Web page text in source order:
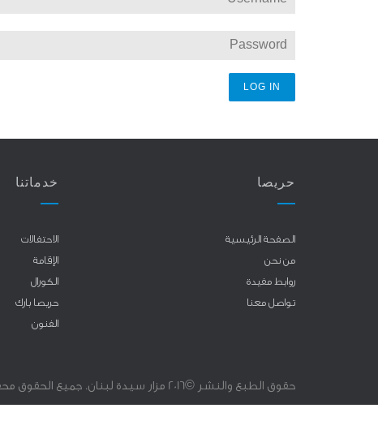
حريصا
الصفحة الرئيسية
من نحن
روابط مفيدة
تواصل معنا
خدماتنا
الاحتفالات
الإقامة
الكورال
حريصا بارك
الفنون
حقوق الطبع والنشر ©2016 مزار سيدة لبنان. جميع الحقوق محفوظة.